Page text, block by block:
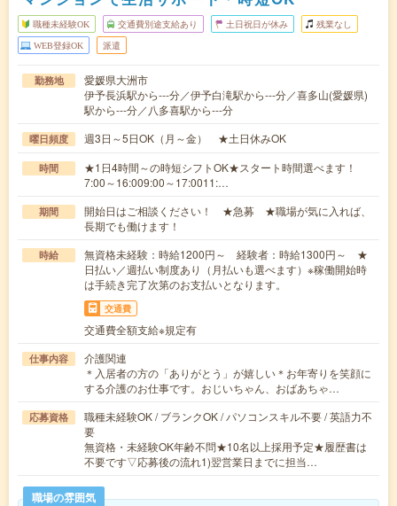
職種未経験OK 交通費別途支給あり 土日祝日が休み 残業なし
WEB登録OK 派遣
勤務地
愛媛県大洲市
伊予長浜駅から---分／伊予白滝駅から---分／喜多山(愛媛県)
駅から---分／八多喜駅から---分
曜日頻度 週3日～5日OK（月～金） ★土日休みOK
時間
★1日4時間～の時短シフトOK★スタート時間選べます！
7:00～16:009:00～17:0011:…
期間
開始日はご相談ください！ ★急募 ★職場が気に入れば、
長期でも働けます！
時給
無資格未経験：時給1200円～ 経験者：時給1300円～ ★
日払い／週払い制度あり（月払いも選べます）※稼働開始時
は手続き完了次第のお支払いとなります。
交通費
交通費全額支給※規定有
仕事内容
介護関連
＊入居者の方の「ありがとう」が嬉しい＊お年寄りを笑顔に
する介護のお仕事です。おじいちゃん、おばあちゃ…
応募資格
職種未経験OK / ブランクOK / パソコンスキル不要 / 英語力不
要
無資格・未経験OK年齢不問★10名以上採用予定★履歴書は
不要です▽応募後の流れ1)翌営業日までに担当…
職場の雰囲気